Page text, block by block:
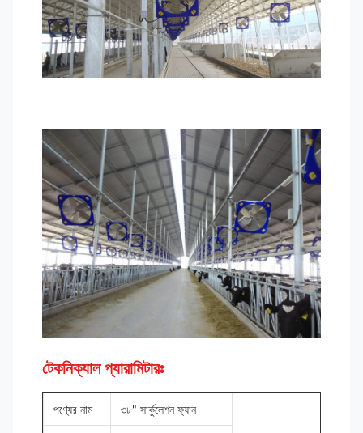
টেকনিক্যাল প্যারামিটারঃ
পণ্যের নাম ৩৮" সার্কুলেশন ফ্যান